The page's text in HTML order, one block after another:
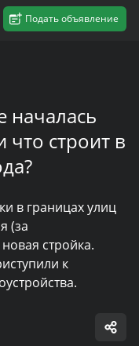
Подать объявление
началась
что строит в
в границах улиц
(за
стройка.
к